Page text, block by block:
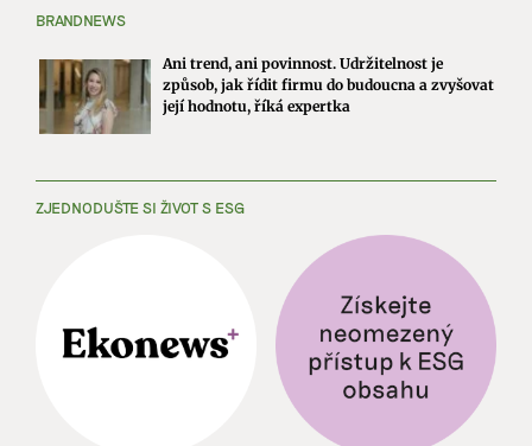
BRANDNEWS
Ani trend, ani povinnost. Udržitelnost je
způsob, jak řídit firmu do budoucna a zvyšovat
její hodnotu, říká expertka
ZJEDNODUŠTE SI ŽIVOT S ESG